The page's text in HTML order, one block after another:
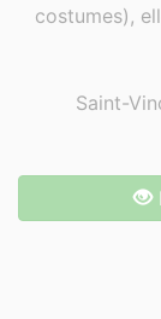
costumes),
Saint-